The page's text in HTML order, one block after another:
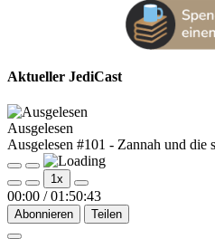
Aktueller JediCast
Ausgelesen
Ausgelesen #101 - Zannah und die
Play
Episode
Pause
Episode
1x
00:00 / 01:50:43
Abonnieren Teilen